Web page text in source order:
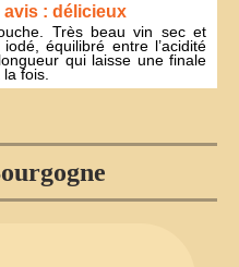
avis : délicieux
Très beau vin sec et
équilibré entre l’acidité
qui laisse une finale
fois.